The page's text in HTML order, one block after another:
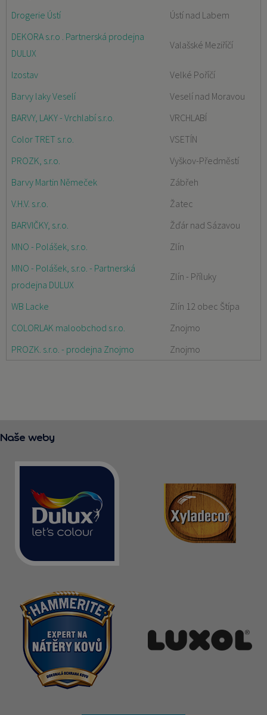
Drogerie Ústí
Ústí nad Labem
DEKORA s.r.o . Partnerská prodejna
DULUX
Valašské Meziříčí
Izostav
Velké Poříčí
Barvy laky Veselí
Veselí nad Moravou
BARVY, LAKY - Vrchlabí s.r.o.
VRCHLABÍ
Color TRET s.r.o.
VSETÍN
PROZK, s.r.o.
Vyškov-Předměstí
Barvy Martin Němeček
Zábřeh
V.H.V. s.r.o.
Žatec
BARVIČKY, s.r.o.
Žďár nad Sázavou
MNO - Polášek, s.r.o.
Zlín
MNO - Polášek, s.r.o. - Partnerská
prodejna DULUX
Zlín - Příluky
WB Lacke
Zlín 12 obec Štípa
COLORLAK maloobchod s.r.o.
Znojmo
PROZK. s.r.o. - prodejna Znojmo
Znojmo
Naše weby